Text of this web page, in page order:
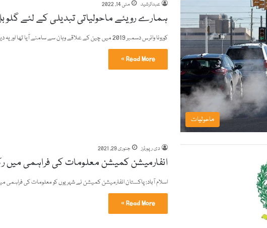
ماحولیات
عبدالرشید مئی 14, 2022
ہمارے رویئے ماحولیاتی تبدیلی کے لئے
کورونا وائرس دسمبر 2019 میں چین کے علاقے وہان سے سامنے آٰیا تھا اور یہ دیکھتے ہی دیکھتے پوری دنیا…
Read More »
دی رپورٹرز جنوری 29, 2021
انفارمیشن کمیشن معلومات کی فراہمی میں
اسلام آباد: پاکستان انفارمیشن کمیشن نے شہریوں کو معلومات کی فراہمی
Read More »